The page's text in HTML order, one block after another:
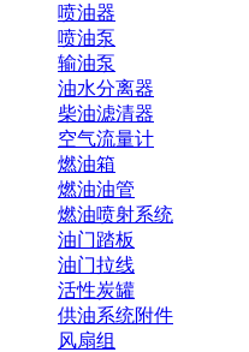
喷油器
喷油泵
输油泵
油水分离器
柴油滤清器
空气流量计
燃油箱
燃油油管
燃油喷射系统
油门踏板
油门拉线
活性炭罐
供油系统附件
风扇组